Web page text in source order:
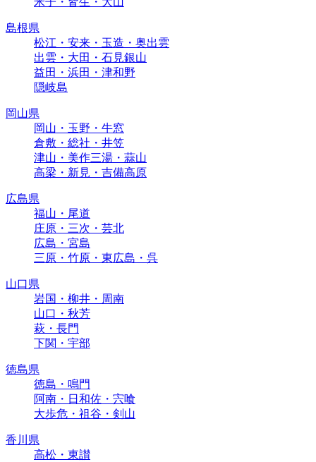
島根県
松江・安来・玉造・奥出雲
出雲・大田・石見銀山
益田・浜田・津和野
隠岐島
岡山県
岡山・玉野・牛窓
倉敷・総社・井笠
津山・美作三湯・蒜山
高梁・新見・吉備高原
広島県
福山・尾道
庄原・三次・芸北
広島・宮島
三原・竹原・東広島・呉
山口県
岩国・柳井・周南
山口・秋芳
萩・長門
下関・宇部
徳島県
徳島・鳴門
阿南・日和佐・宍喰
大歩危・祖谷・剣山
香川県
高松・東讃